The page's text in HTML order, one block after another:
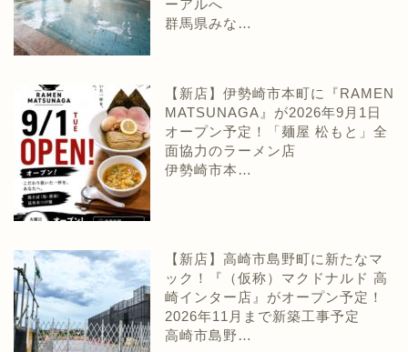
ーアルへ
群馬県みな…
【新店】伊勢崎市本町に『RAMEN
MATSUNAGA』が2026年9月1日
オープン予定！「麺屋 松もと」全
面協力のラーメン店
伊勢崎市本…
【新店】高崎市島野町に新たなマ
ック！『（仮称）マクドナルド 高
崎インター店』がオープン予定！
2026年11月まで新築工事予定
高崎市島野…